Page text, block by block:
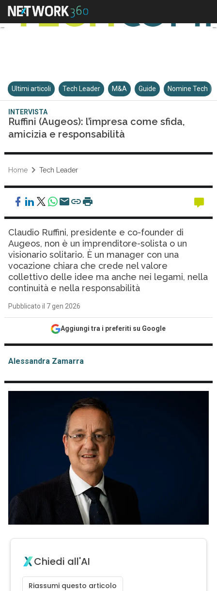
Ultimi articoli Tech Leader M&A Guide Nomine Tech
INTERVISTA
Ruffini (Augeos): l’impresa come sfida,
amicizia e responsabilità
Home Tech Leader
Claudio Ruffini, presidente e co-founder di
Augeos, non è un imprenditore-solista o un
visionario solitario. È un manager con una
vocazione chiara che crede nel valore
collettivo delle idee ma anche nei legami, nella
continuità e nella responsabilità
Pubblicato il 7 gen 2026
Aggiungi tra i preferiti su Google
Alessandra Zamarra
Chiedi all'AI
Riassumi questo articolo